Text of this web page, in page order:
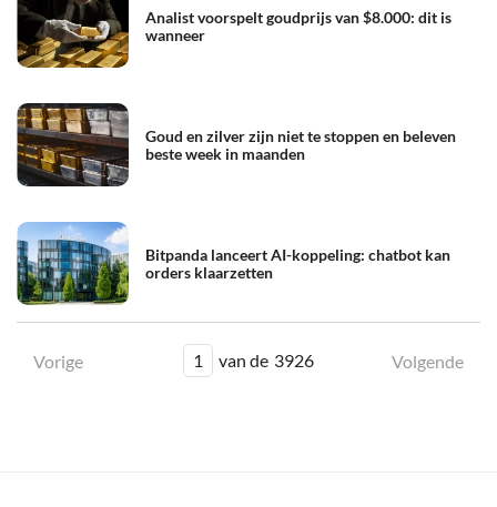
Analist voorspelt goudprijs van $8.000: dit is
wanneer
Goud en zilver zijn niet te stoppen en beleven
beste week in maanden
Bitpanda lanceert AI-koppeling: chatbot kan
orders klaarzetten
Vorige 1 van de 3926 Volgende